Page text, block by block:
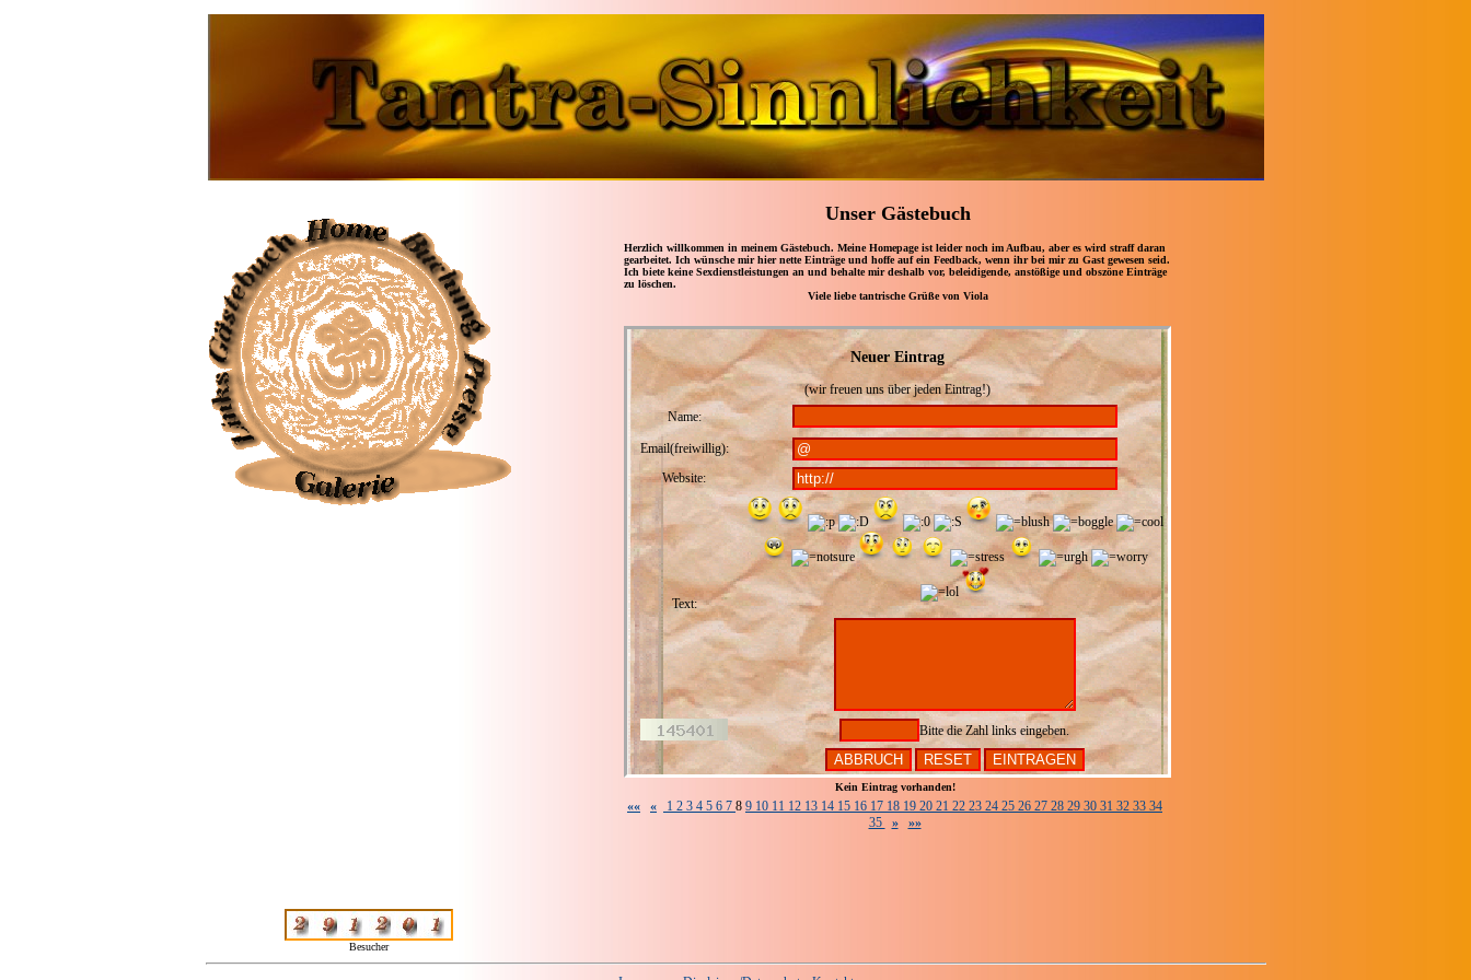
Besucher
Unser Gästebuch
Herzlich willkommen in meinem Gästebuch. Meine Homepage ist leider noch im Aufbau, aber es wird straff daran
gearbeitet. Ich wünsche mir hier nette Einträge und hoffe auf ein Feedback, wenn ihr bei mir zu Gast gewesen seid.
Ich biete keine Sexdienstleistungen an und behalte mir deshalb vor, beleidigende, anstößige und obszöne Einträge
zu löschen.
Viele liebe tantrische Grüße von Viola
Neuer Eintrag
(wir freuen uns über jeden Eintrag!)
Name:
Email(freiwillig):
Website:
Text:
Bitte die Zahl links eingeben.
Kein Eintrag vorhanden!
«« « 1 2 3 4 5 6 7 8 9 10 11 12 13 14 15 16 17 18 19 20 21 22 23 24 25 26 27 28 29 30 31 32 33 34
35
» »»